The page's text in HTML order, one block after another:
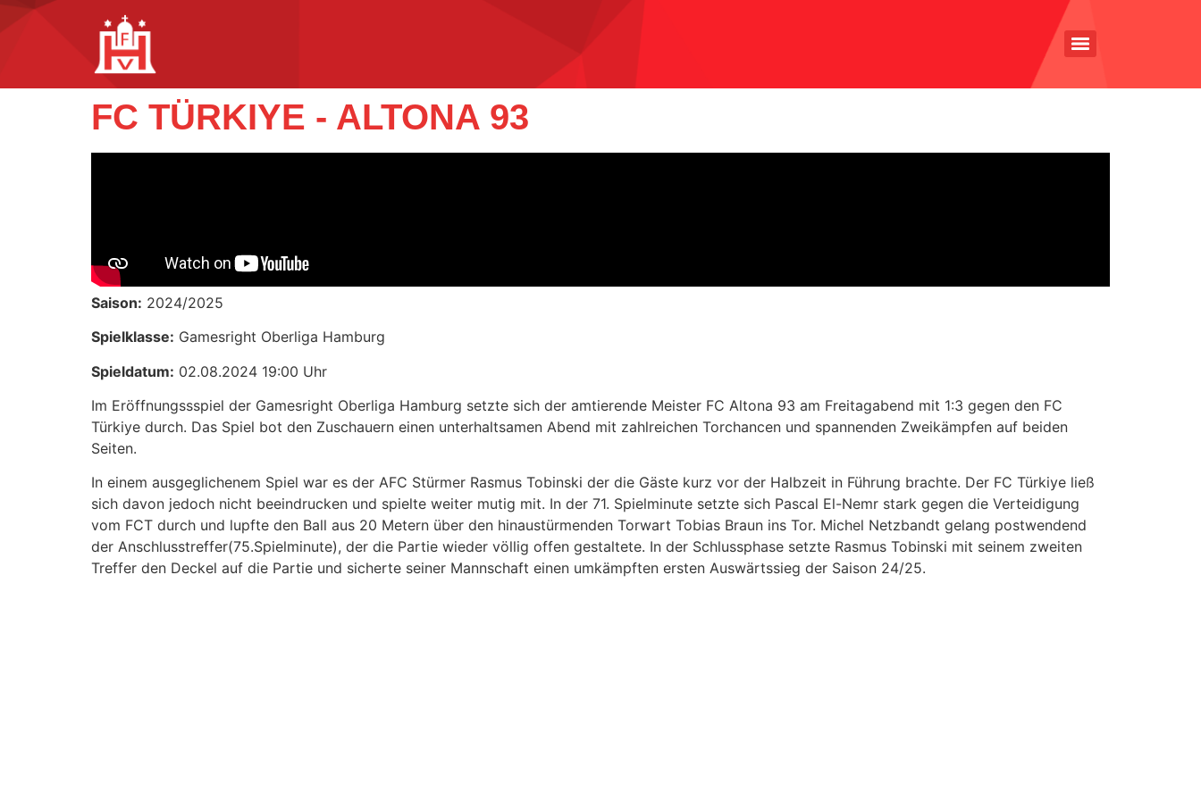
FC TÜRKIYE - ALTONA 93
Saison: 2024/2025
Spielklasse: Gamesright Oberliga Hamburg
Spieldatum: 02.08.2024 19:00 Uhr
Im Eröffnungssspiel der Gamesright Oberliga Hamburg setzte sich der amtierende Meister FC Altona 93 am Freitagabend mit 1:3 gegen den FC
Türkiye durch. Das Spiel bot den Zuschauern einen unterhaltsamen Abend mit zahlreichen Torchancen und spannenden Zweikämpfen auf beiden
Seiten.
In einem ausgeglichenem Spiel war es der AFC Stürmer Rasmus Tobinski der die Gäste kurz vor der Halbzeit in Führung brachte. Der FC Türkiye ließ
sich davon jedoch nicht beeindrucken und spielte weiter mutig mit. In der 71. Spielminute setzte sich Pascal El-Nemr stark gegen die Verteidigung
vom FCT durch und lupfte den Ball aus 20 Metern über den hinaustürmenden Torwart Tobias Braun ins Tor. Michel Netzbandt gelang postwendend
der Anschlusstreffer(75.Spielminute), der die Partie wieder völlig offen gestaltete. In der Schlussphase setzte Rasmus Tobinski mit seinem zweiten
Treffer den Deckel auf die Partie und sicherte seiner Mannschaft einen umkämpften ersten Auswärtssieg der Saison 24/25.